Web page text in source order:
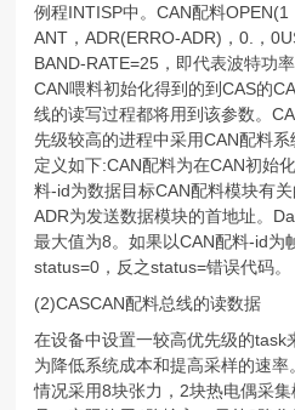
例程INTISP中。CAN配料OPEN(1
ANT，ADR(ERRO-ADR)，0.，
BAND-RATE=25，即代表波特功
CAN喂料初始化得到的到CAS的
线的读写过程都将用到该参数。
先级较高的进程中采用CAN配料
定义如下:CAN配料为在CAN初始
料-id为数据目标CAN配料模块有
ADR为发送数据模块的首地址。
最大值为8。如果以CAN配料-id为
status=0，反之status=错误代码。
(2)CASCAN配料总线的读数据
在设备中设置一较高优先级的task
为降低系统成本和提高采样的速
情况采用8块张力，2块热电偶采